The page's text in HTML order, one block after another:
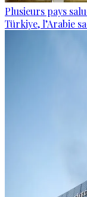
Plusieurs pays
Türkiye, l’Arabie